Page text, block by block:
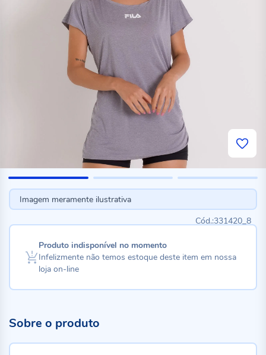
Imagem meramente ilustrativa
331420_8
Produto indisponível no momento
Infelizmente não temos estoque deste item em nossa
loja on-line
Sobre o produto